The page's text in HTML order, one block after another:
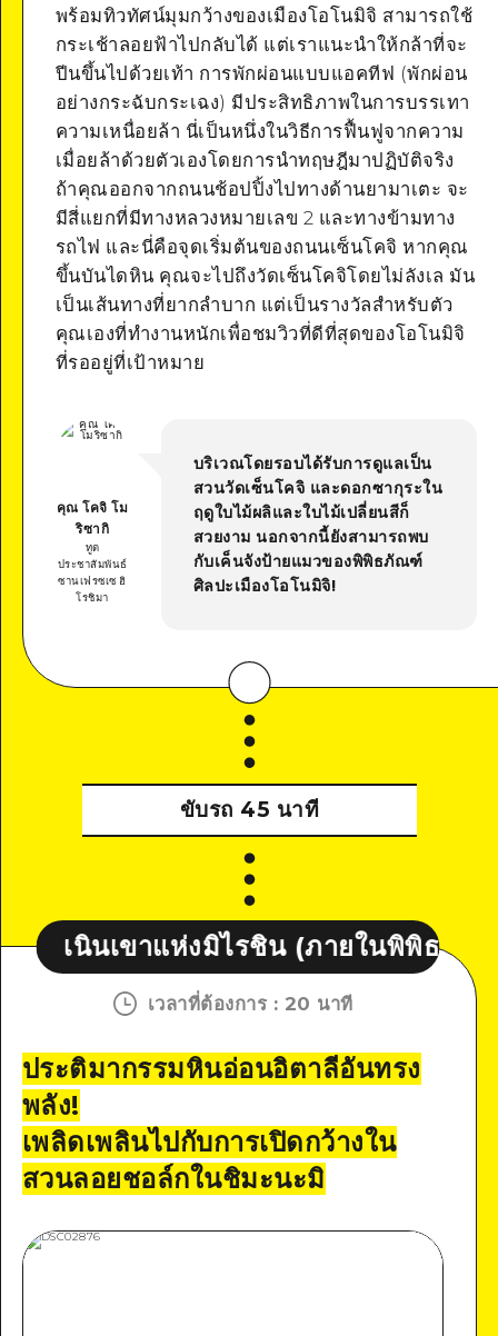
พร้อมทิวทัศน์มุมกว้างของเมืองโอโนมิจิ สามารถใช้
กระเช้าลอยฟ้าไปกลับได้ แต่เราแนะนำให้กล้าที่จะ
ปีนขึ้นไปด้วยเท้า การพักผ่อนแบบแอคทีฟ (พักผ่อน
อย่างกระฉับกระเฉง) มีประสิทธิภาพในการบรรเทา
ความเหนื่อยล้า นี่เป็นหนึ่งในวิธีการฟื้นฟูจากความ
เมื่อยล้าด้วยตัวเองโดยการนำทฤษฎีมาปฏิบัติจริง
ถ้าคุณออกจากถนนช้อปปิ้งไปทางด้านยามาเตะ จะ
มีสี่แยกที่มีทางหลวงหมายเลข 2 และทางข้ามทาง
รถไฟ และนี่คือจุดเริ่มต้นของถนนเซ็นโคจิ หากคุณ
ขึ้นบันไดหิน คุณจะไปถึงวัดเซ็นโคจิโดยไม่ลังเล มัน
เป็นเส้นทางที่ยากลำบาก แต่เป็นรางวัลสำหรับตัว
คุณเองที่ทำงานหนักเพื่อชมวิวที่ดีที่สุดของโอโนมิจิ
ที่รออยู่ที่เป้าหมาย
คุณ โคจิ โม
ริซากิ
ทูต
ประชาสัมพันธ์
ซานเฟรซเซ ฮิ
โรชิมา
บริเวณโดยรอบได้รับการดูแลเป็น
สวนวัดเซ็นโคจิ และดอกซากุระใน
ฤดูใบไม้ผลิและใบไม้เปลี่ยนสีก็
สวยงาม นอกจากนี้ยังสามารถพบ
กับเค็นจังป้ายแมวของพิพิธภัณฑ์
ศิลปะเมืองโอโนมิจิ!
ขับรถ 45 นาที
แห่งมิไรชิน (ภายในพิพิธภัณฑ์โคซันจิ)
เวลาที่ต้องการ : 20 นาที
ประติมากรรมหินอ่อนอิตาลีอันทรง
พลัง!
เพลิดเพลินไปกับการเปิดกว้างใน
สวนลอยชอล์กในชิมะนะมิ